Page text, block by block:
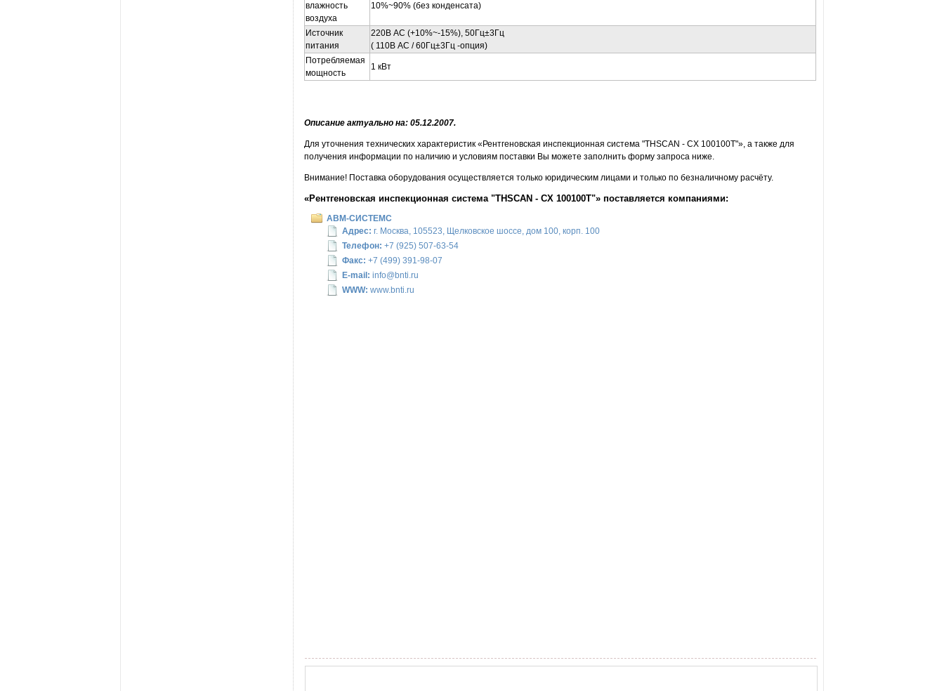
влажность
воздуха
10%~90% (без конденсата)
Источник
питания
220В AC (+10%~-15%), 50Гц±3Гц
( 110В AC / 60Гц±3Гц -опция)
Потребляемая
мощность
1 кВт
Описание актуально на: 05.12.2007.
Для уточнения технических характеристик «Рентгеновская инспекционная система "THSCAN - CX 100100T"», а также для
получения информации по наличию и условиям поставки Вы можете заполнить форму запроса ниже.
Внимание! Поставка оборудования осуществляется только юридическим лицами и только по безналичному расчёту.
«Рентгеновская инспекционная система "THSCAN - CX 100100T"» поставляется компаниями:
АВМ-СИСТЕМС
Адрес: г. Москва, 105523, Щелковское шоссе, дом 100, корп. 100
Телефон: +7 (925) 507-63-54
Факс: +7 (499) 391-98-07
E-mail: info@bnti.ru
WWW: www.bnti.ru